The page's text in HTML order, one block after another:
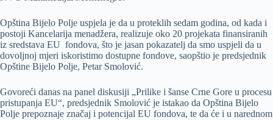
Opština Bijelo Polje uspjela je da u proteklih sedam godina, od kada i
postoji Kancelarija menadžera, realizuje oko 20 projekata finansiranih
iz sredstava EU fondova, što je jasan pokazatelj da smo uspjeli da u
dovoljnoj mjeri iskoristimo dostupne fondove, saopštio je predsjednik
Opštine Bijelo Polje, Petar Smolović.
Govoreći danas na panel diskusiji „Prilike i šanse Crne Gore u procesu
pristupanja EU“, predsjednik Smolović je istakao da Opština Bijelo
Polje prepoznaje značaj i potencijal EU fondova, te da će i u narednom